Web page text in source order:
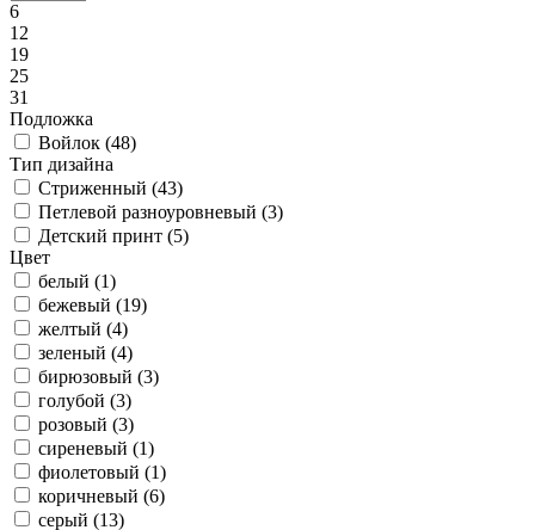
6
12
19
25
31
Подложка
Войлок (48)
Тип дизайна
Стриженный (43)
Петлевой разноуровневый (3)
Детский принт (5)
Цвет
белый (1)
бежевый (19)
желтый (4)
зеленый (4)
бирюзовый (3)
голубой (3)
розовый (3)
сиреневый (1)
фиолетовый (1)
коричневый (6)
серый (13)